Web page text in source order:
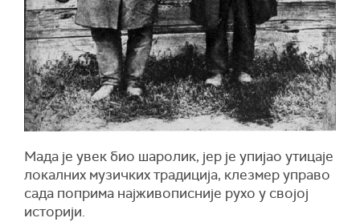
Мада је увек био шаролик, јер је упијао утицаје
локалних музичких традиција, клезмер управо
сада поприма најживописније рухо у својој
историји.